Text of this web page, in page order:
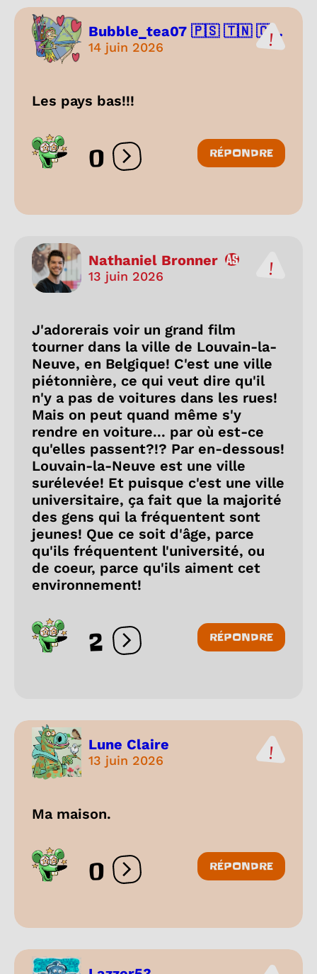
Bubble_tea07 🇵🇸 🇹🇳 🇨...
14 juin 2026
Les pays bas!!!
0 Ouvrir les réactions
RÉPONDRE
Nathaniel Bronner
13 juin 2026
J'adorerais voir un grand film
tourner dans la ville de Louvain-la-
Neuve, en Belgique! C'est une ville
piétonnière, ce qui veut dire qu'il
n'y a pas de voitures dans les rues!
Mais on peut quand même s'y
rendre en voiture... par où est-ce
qu'elles passent?!? Par en-dessous!
Louvain-la-Neuve est une ville
surélevée! Et puisque c'est une ville
universitaire, ça fait que la majorité
des gens qui la fréquentent sont
jeunes! Que ce soit d'âge, parce
qu'ils fréquentent l'université, ou
de coeur, parce qu'ils aiment cet
environnement!
2 Ouvrir les réactions
RÉPONDRE
Lune Claire
13 juin 2026
Ma maison.
0 Ouvrir les réactions
RÉPONDRE